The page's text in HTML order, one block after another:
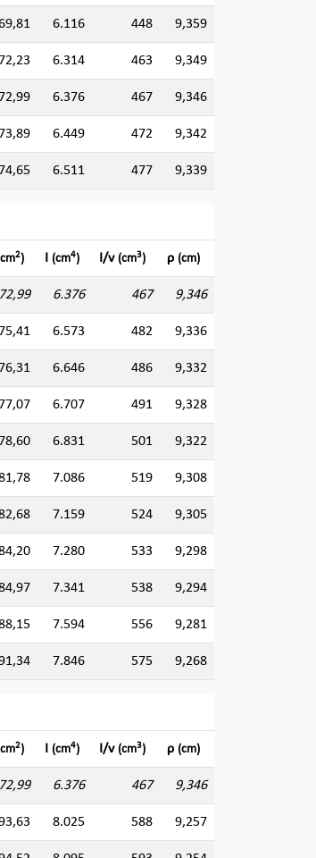
6.116 448 9,359
6.314 463 9,349
6.376 467 9,346
6.449 472 9,342
6.511 477 9,339
2) I (cm4) I/v (cm3) ρ (cm)
72,99 6.376 467 9,346
6.573 482 9,336
6.646 486 9,332
6.707 491 9,328
6.831 501 9,322
7.086 519 9,308
7.159 524 9,305
7.280 533 9,298
7.341 538 9,294
7.594 556 9,281
7.846 575 9,268
2) I (cm4) I/v (cm3) ρ (cm)
72,99 6.376 467 9,346
8.025 588 9,257